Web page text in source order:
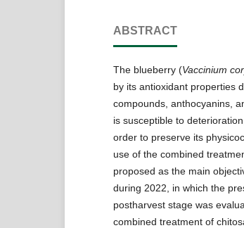
ABSTRACT
The blueberry (Vaccinium
by its antioxidant properties
compounds, anthocyanins,
is susceptible to
order to preserve its
use of the combined
proposed as the main
during 2022, in which the
postharvest stage was
combined treatment of